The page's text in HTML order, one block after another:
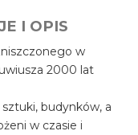
I OPIS
w
2000 lat
budynków, a
w czasie i